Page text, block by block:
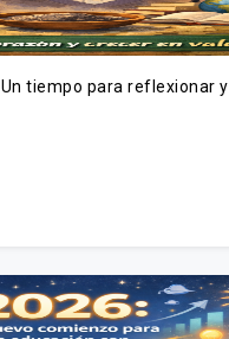
tiempo para reflexionar y